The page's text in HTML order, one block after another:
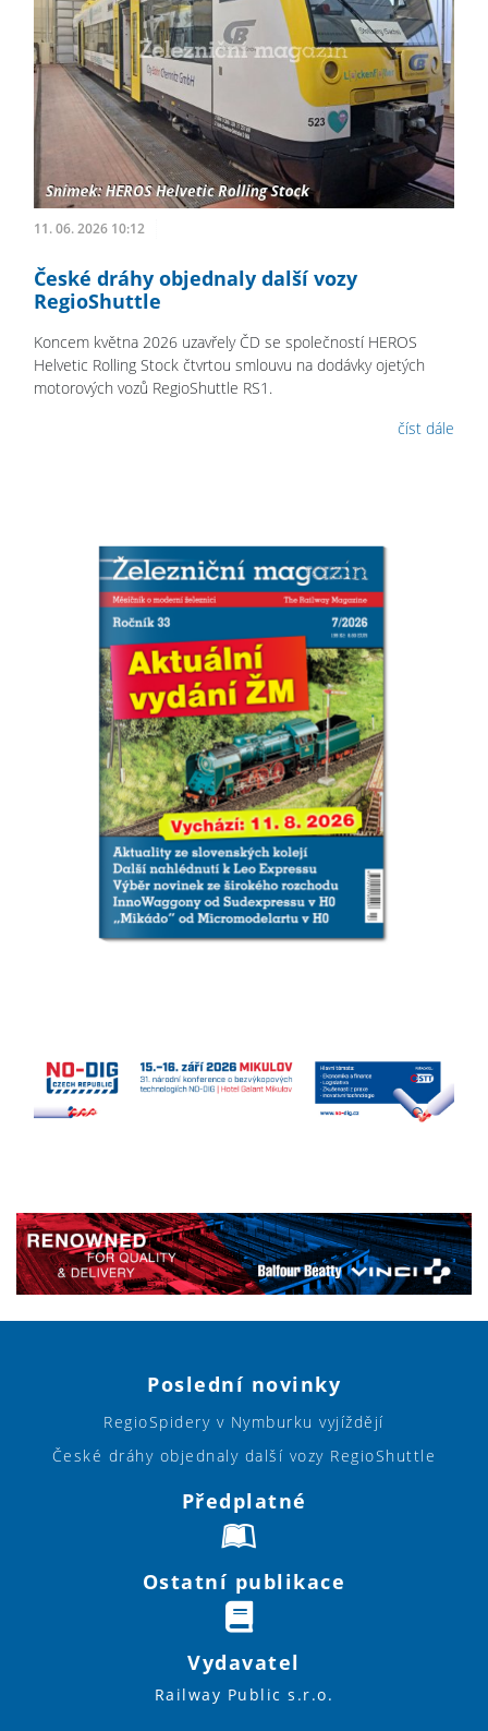
11. 06. 2026 10:12
České dráhy objednaly další vozy
RegioShuttle
Koncem května 2026 uzavřely ČD se společností HEROS
Helvetic Rolling Stock čtvrtou smlouvu na dodávky ojetých
motorových vozů RegioShuttle RS1.
číst dále
Poslední novinky
RegioSpidery v Nymburku vyjíždějí
České dráhy objednaly další vozy RegioShuttle
Předplatné
Ostatní publikace
Vydavatel
Railway Public s.r.o.